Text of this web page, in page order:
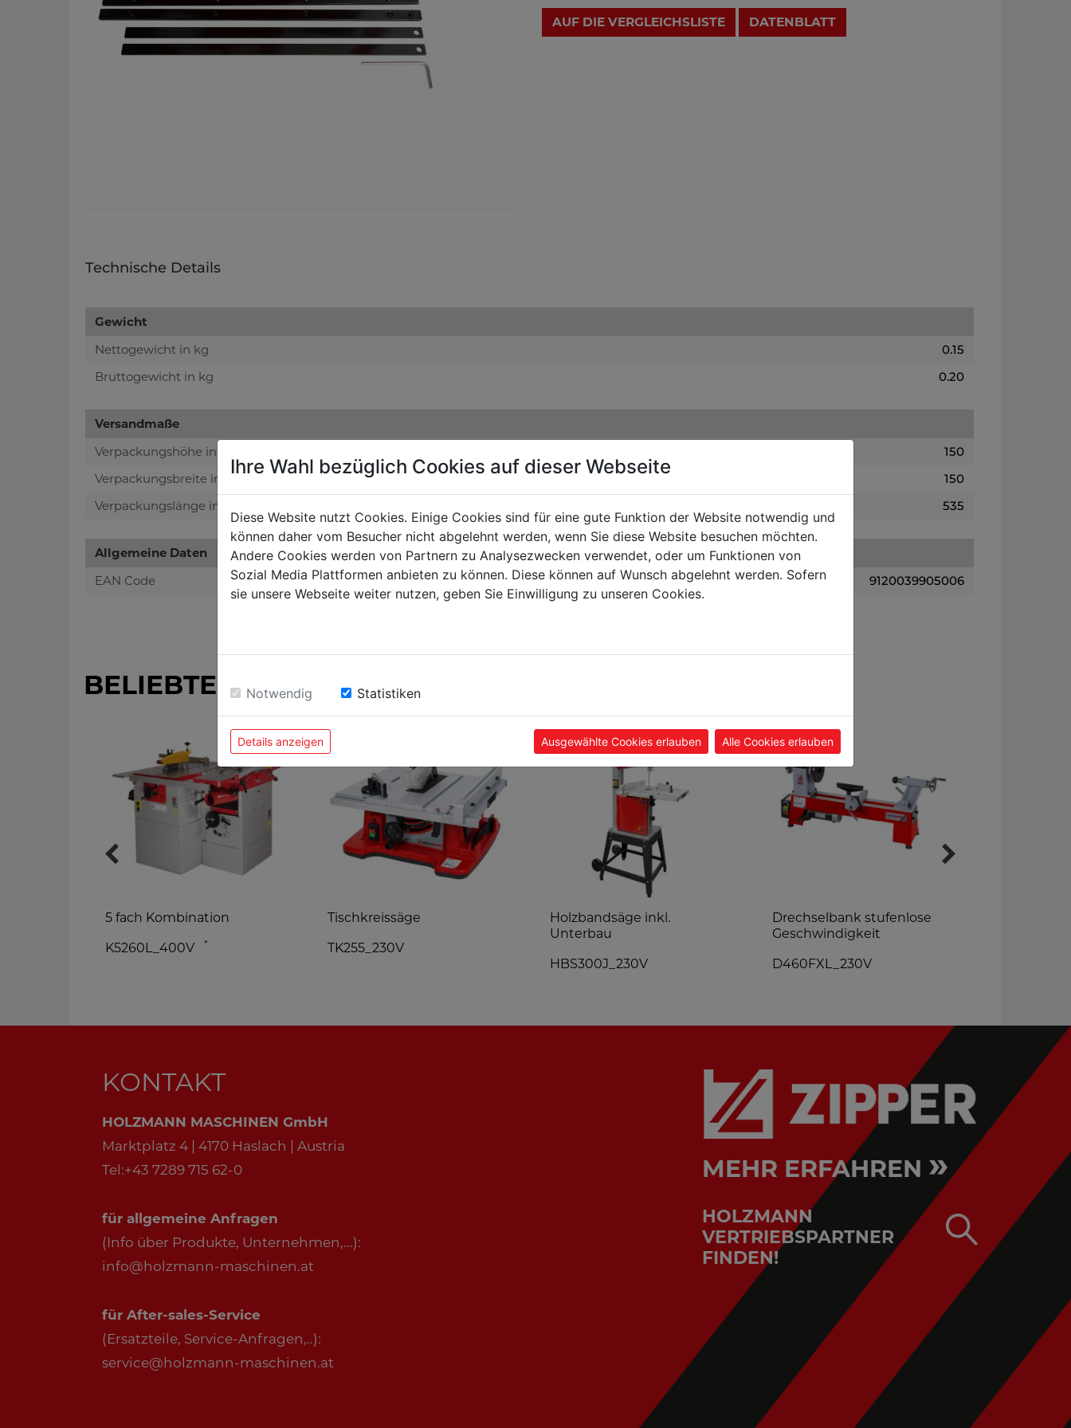
AUF DIE VERGLEICHSLISTE DATENBLATT
Technische Details
Gewicht
Nettogewicht in kg
0.15
Bruttogewicht in kg
0.20
Versandmaße
Verpackungshöhe in mm
150
Verpackungsbreite in mm
150
Verpackungslänge in mm
535
Allgemeine Daten
EAN Code
9120039905006
BELIEBTE PRODUKTE
5 fach Kombination
K5260L_400V
*
Tischkreissäge
TK255_230V
Holzbandsäge inkl.
Unterbau
HBS300J_230V
Drechselbank stufenlose
Geschwindigkeit
D460FXL_230V
KONTAKT
HOLZMANN MASCHINEN GmbH
Marktplatz 4 | 4170 Haslach | Austria
Tel:+43 7289 715 62-0
für allgemeine Anfragen
(Info über Produkte, Unternehmen,...):
info@holzmann-maschinen.at
für After-sales-Service
(Ersatzteile, Service-Anfragen,..):
service@holzmann-maschinen.at
MEHR ERFAHREN »
HOLZMANN
VERTRIEBSPARTNER
FINDEN!
Ihre Wahl bezüglich Cookies auf dieser Webseite
Diese Website nutzt Cookies. Einige Cookies sind für eine gute Funktion der Website notwendig und
können daher vom Besucher nicht abgelehnt werden, wenn Sie diese Website besuchen möchten.
Andere Cookies werden von Partnern zu Analysezwecken verwendet, oder um Funktionen von
Sozial Media Plattformen anbieten zu können. Diese können auf Wunsch abgelehnt werden. Sofern
sie unsere Webseite weiter nutzen, geben Sie Einwilligung zu unseren Cookies.
Notwendig Statistiken
Details anzeigen Ausgewählte Cookies erlauben Alle Cookies erlauben